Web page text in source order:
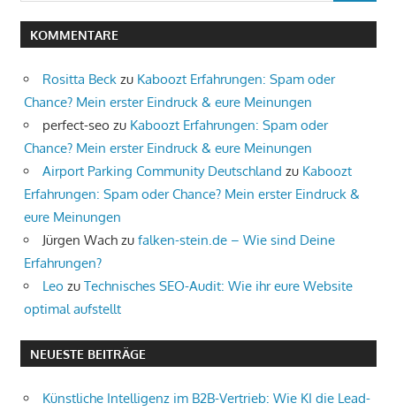
KOMMENTARE
Rositta Beck zu Kaboozt Erfahrungen: Spam oder
Chance? Mein erster Eindruck & eure Meinungen
perfect-seo zu Kaboozt Erfahrungen: Spam oder
Chance? Mein erster Eindruck & eure Meinungen
Airport Parking Community Deutschland zu Kaboozt
Erfahrungen: Spam oder Chance? Mein erster Eindruck &
eure Meinungen
Jürgen Wach zu falken-stein.de – Wie sind Deine
Erfahrungen?
Leo zu Technisches SEO-Audit: Wie ihr eure Website
optimal aufstellt
NEUESTE BEITRÄGE
Künstliche Intelligenz im B2B-Vertrieb: Wie KI die Lead-